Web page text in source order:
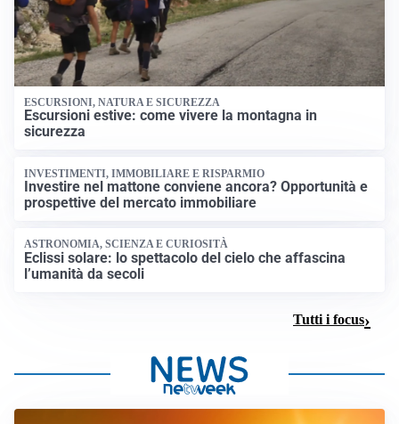
ESCURSIONI, NATURA E SICUREZZA
Escursioni estive: come vivere la montagna in
sicurezza
INVESTIMENTI, IMMOBILIARE E RISPARMIO
Investire nel mattone conviene ancora? Opportunità e
prospettive del mercato immobiliare
ASTRONOMIA, SCIENZA E CURIOSITÀ
Eclissi solare: lo spettacolo del cielo che affascina
l’umanità da secoli
Tutti i focus